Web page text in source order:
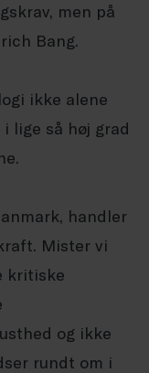
men på
Bang.
ikke alene
lige så høj grad
handler
Mister vi
kritiske
og ikke
rundt om i